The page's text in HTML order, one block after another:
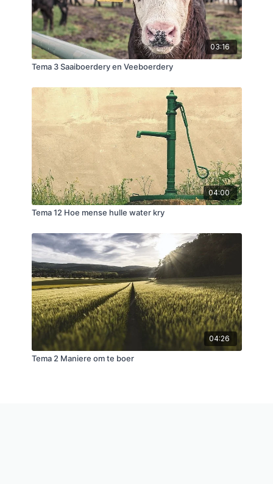
03:16
Tema 3 Saaiboerdery en Veeboerdery
04:00
Tema 12 Hoe mense hulle water kry
04:26
Tema 2 Maniere om te boer